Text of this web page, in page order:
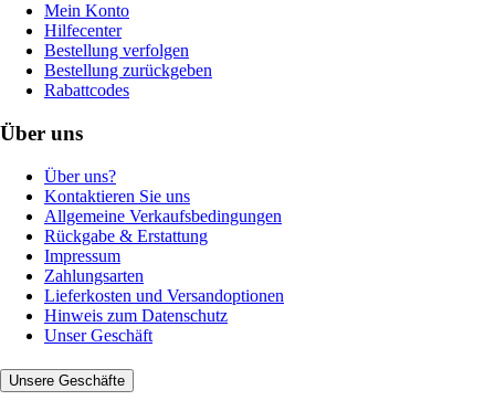
Mein Konto
Hilfecenter
Bestellung verfolgen
Bestellung zurückgeben
Rabattcodes
Über uns
Über uns?
Kontaktieren Sie uns
Allgemeine Verkaufsbedingungen
Rückgabe & Erstattung
Impressum
Zahlungsarten
Lieferkosten und Versandoptionen
Hinweis zum Datenschutz
Unser Geschäft
Unsere Geschäfte